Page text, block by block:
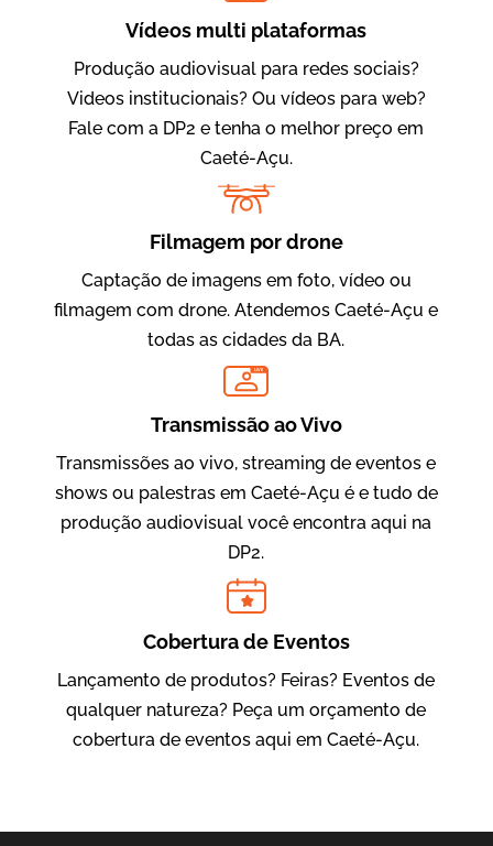
Amigo Edu
Evolucional
Vídeos para Treinamentos
IBCC
Vídeo Institucional
Vídeos multi plataformas
Produção audiovisual para redes sociais?
Videos institucionais? Ou vídeos para web?
Fale com a DP2 e tenha o melhor preço em
Caeté-Açu.
Filmagem por drone
Captação de imagens em foto, vídeo ou
filmagem com drone. Atendemos Caeté-Açu e
todas as cidades da BA.
LIVE
Transmissão ao Vivo
Transmissões ao vivo, streaming de eventos e
shows ou palestras em Caeté-Açu é e tudo de
produção audiovisual você encontra aqui na
DP2.
Cobertura de Eventos
Lançamento de produtos? Feiras? Eventos de
qualquer natureza? Peça um orçamento de
cobertura de eventos aqui em Caeté-Açu.